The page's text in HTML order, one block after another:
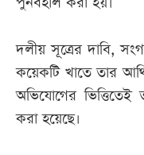
দলীয় সূত্রের দাবি,
কয়েকটি খাতে তার
অভিযোগের ভিত্তিতেই
করা হয়েছে।